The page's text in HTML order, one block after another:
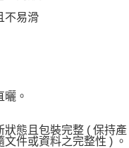
不易滑
。
態且包裝完整 ( 保持產
件或資料之完整性 ) 。